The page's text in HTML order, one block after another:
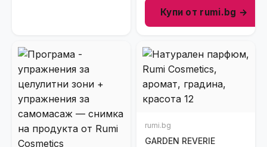
Купи от rumi.bg →
rumi.bg
GARDEN REVERIE